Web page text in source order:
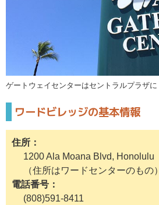
ゲートウェイセンターはセントラルプラザに
ワードビレッジの基本情報
住所
1200 Ala Moana Blvd, Honolulu
（住所はワードセンターのもの）
電話番号
(808)591-8411